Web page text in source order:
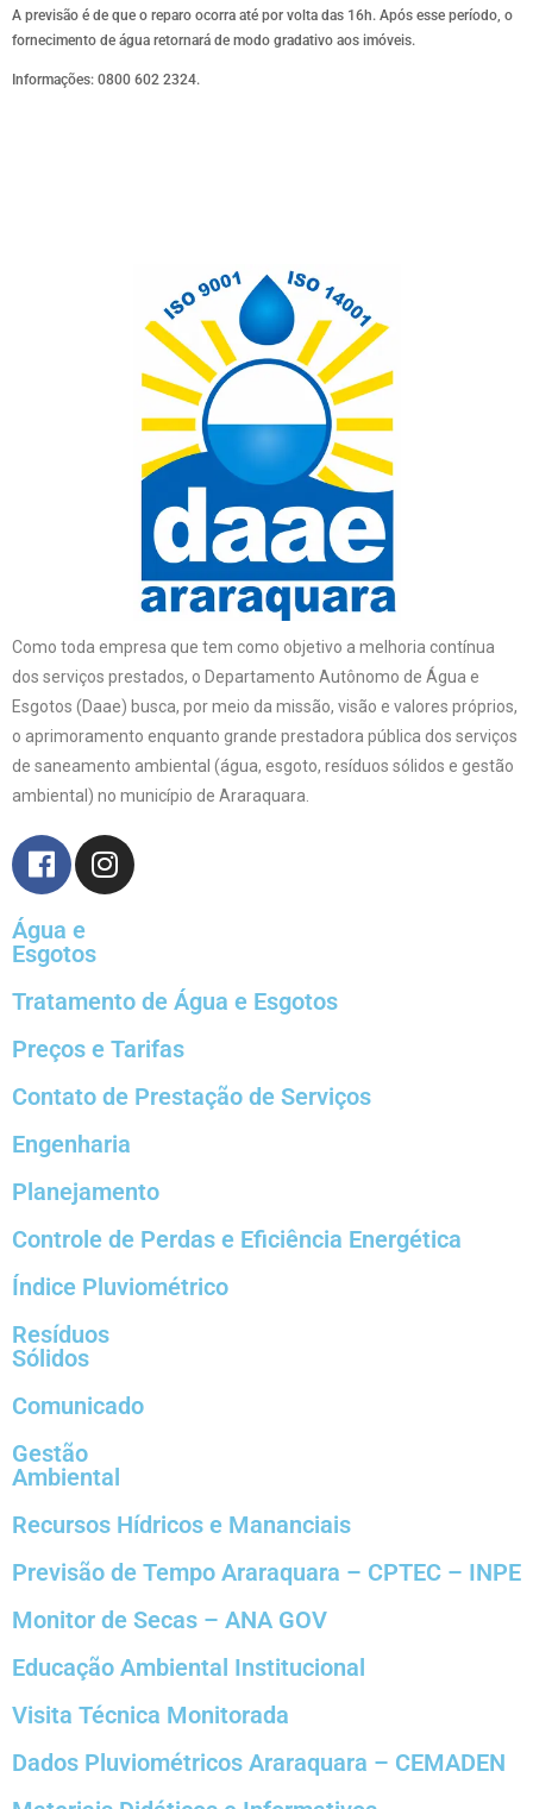
A previsão é de que o reparo ocorra até por volta das 16h. Após esse período, o
fornecimento de água retornará de modo gradativo aos imóveis.
Informações: 0800 602 2324.
Como toda empresa que tem como objetivo a melhoria contínua
dos serviços prestados, o Departamento Autônomo de Água e
Esgotos (Daae) busca, por meio da missão, visão e valores próprios,
o aprimoramento enquanto grande prestadora pública dos serviços
de saneamento ambiental (água, esgoto, resíduos sólidos e gestão
ambiental) no município de Araraquara.
Água e
Esgotos
Tratamento de Água e Esgotos
Preços e Tarifas
Contato de Prestação de Serviços
Engenharia
Planejamento
Controle de Perdas e Eficiência Energética
Índice Pluviométrico
Resíduos
Sólidos
Comunicado
Gestão
Ambiental
Recursos Hídricos e Mananciais
Previsão de Tempo Araraquara – CPTEC – INPE
Monitor de Secas – ANA GOV
Educação Ambiental Institucional
Visita Técnica Monitorada
Dados Pluviométricos Araraquara – CEMADEN